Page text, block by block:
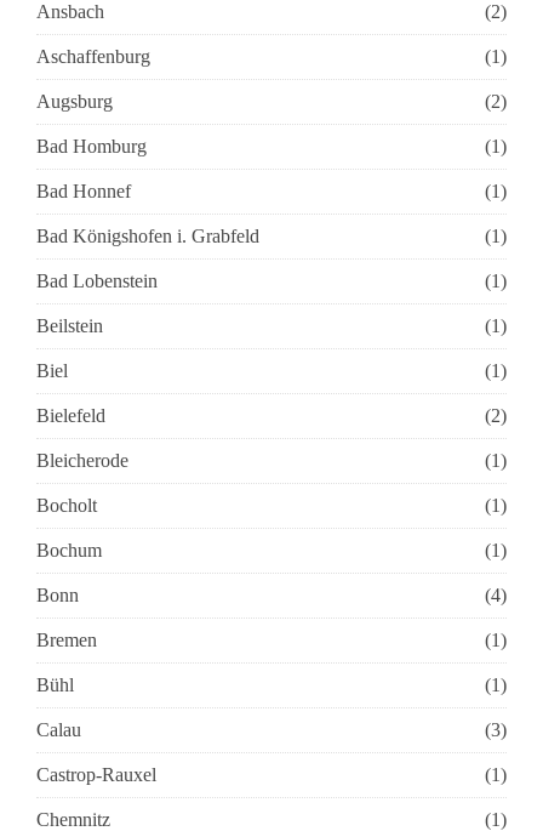
Ansbach (2)
Aschaffenburg (1)
Augsburg (2)
Bad Homburg (1)
Bad Honnef (1)
Bad Königshofen i. Grabfeld (1)
Bad Lobenstein (1)
Beilstein (1)
Biel (1)
Bielefeld (2)
Bleicherode (1)
Bocholt (1)
Bochum (1)
Bonn (4)
Bremen (1)
Bühl (1)
Calau (3)
Castrop-Rauxel (1)
Chemnitz (1)